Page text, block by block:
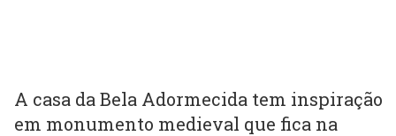
A casa da Bela Adormecida tem inspiração
em monumento medieval que fica na